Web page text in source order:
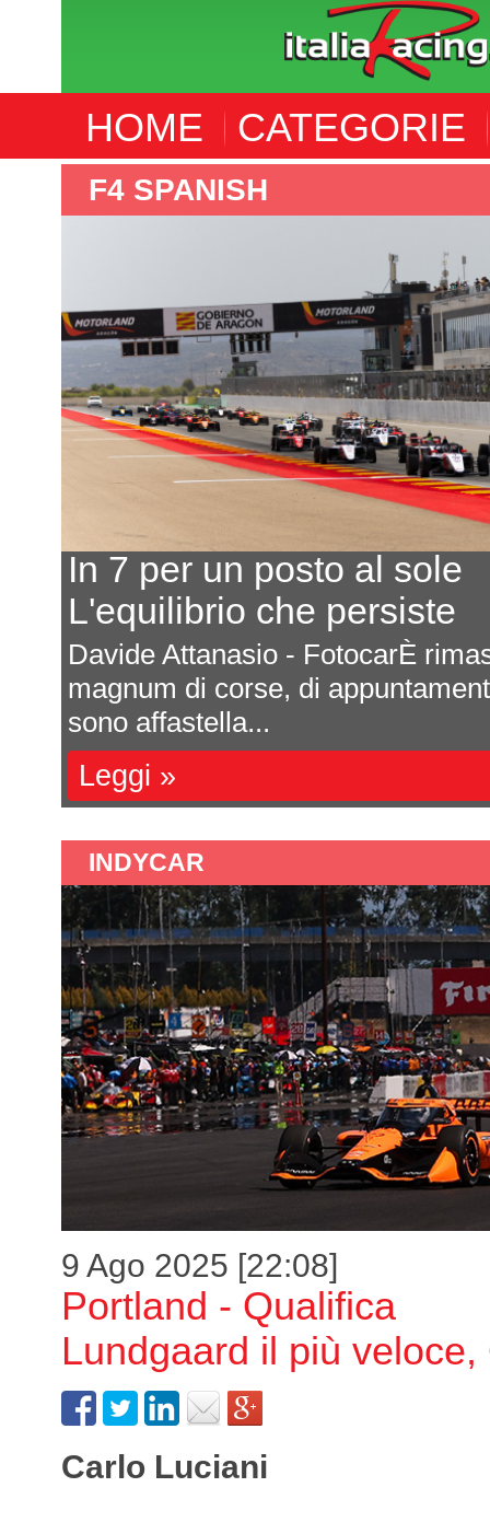
HOME CATEGORIE
F4 SPANISH
In 7 per un posto al sole
L'equilibrio che persiste
Davide Attanasio - FotocarÈ
magnum di corse, di
sono affastella...
Leggi »
INDYCAR
9 Ago 2025 [22:08]
Portland - Qualifica
Lundgaard il più veloce,
Carlo Luciani